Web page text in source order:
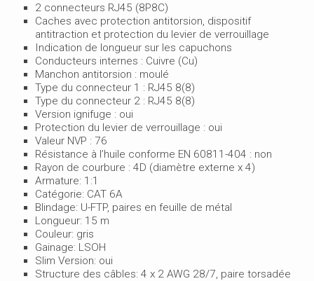
2 connecteurs RJ45 (8P8C)
Caches avec protection antitorsion, dispositif
antitraction et protection du levier de verrouillage
Indication de longueur sur les capuchons
Conducteurs internes : Cuivre (Cu)
Manchon antitorsion : moulé
Type du connecteur 1 : RJ45 8(8)
Type du connecteur 2 : RJ45 8(8)
Version ignifuge : oui
Protection du levier de verrouillage : oui
Valeur NVP : 76
Résistance à l’huile conforme EN 60811-404 : non
Rayon de courbure : 4D (diamètre externe x 4)
Armature: 1:1
Catégorie: CAT 6A
Blindage: U-FTP, paires en feuille de métal
Longueur: 15 m
Couleur: gris
Gainage: LSOH
Slim Version: oui
Structure des câbles: 4 x 2 AWG 28/7, paire torsadée